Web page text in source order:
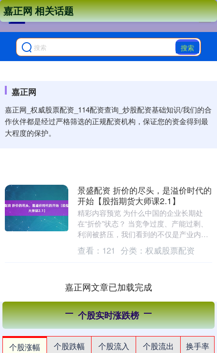
搜索
嘉正网
嘉正网_权威股票配资_114配资查询_炒股配资基础知识/我们的合
作伙伴都是经过严格筛选的正规配资机构，保证您的资金得到最
大程度的保护。
嘉正网 相关话题
景盛配资 折价的尽头，是溢价时代的
开始【股指期货大师课2.1】
精彩内容预览 为什么中国的企业长期处
在“折价”状态？ 当竞争过度、产能过剩、
利润被挤压，我们看到的不仅是产业内
卷，更是资本市场的折价循环。 在股指期
货的世界里，....
查看： 121 分类： 权威股票配资
嘉正网文章已加载完成
个股实时涨跌榜
个股涨幅 个股跌幅 个股流入 个股流出
换手率